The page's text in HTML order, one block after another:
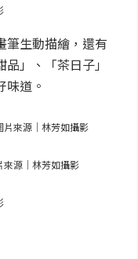
筆生動描繪，還有
」、「茶日子」
道。
片來源｜林芳如攝影
來源｜林芳如攝影